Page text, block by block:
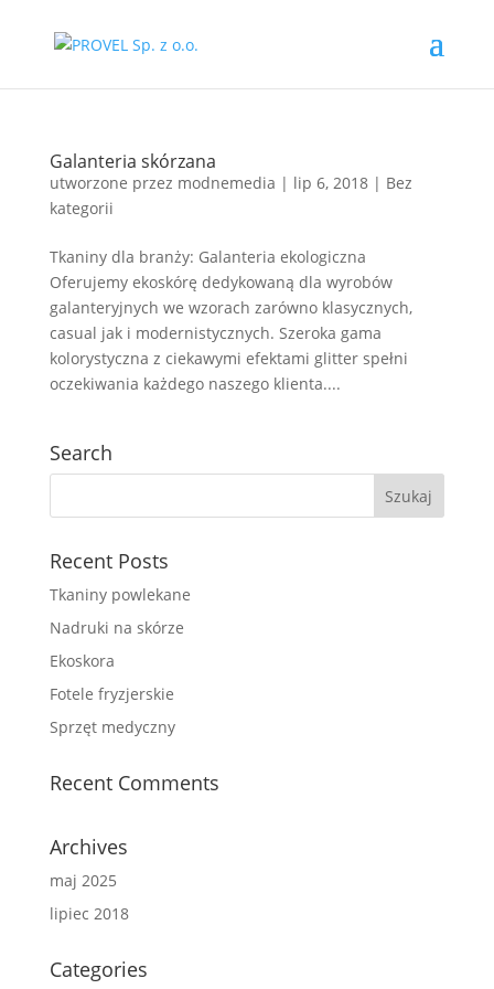
Galanteria skórzana
utworzone przez modnemedia | lip 6, 2018| Bez
kategorii
Tkaniny dla branży: Galanteria ekologiczna
Oferujemy ekoskórę dedykowaną dla wyrobów
galanteryjnych we wzorach zarówno klasycznych,
casual jak i modernistycznych. Szeroka gama
kolorystyczna z ciekawymi efektami glitter spełni
oczekiwania każdego naszego klienta....
Search
Recent Posts
Tkaniny powlekane
Nadruki na skórze
Ekoskora
Fotele fryzjerskie
Sprzęt medyczny
Recent Comments
Archives
maj 2025
lipiec 2018
Categories